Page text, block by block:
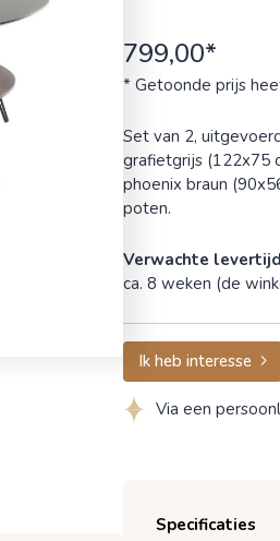
799,00*
* Getoonde prijs
Set van 2,
grafietgrijs (122x75
phoenix braun
poten.
Verwachte levertijd
ca. 8 weken (de
Ik heb interesse
Via een
Specificaties